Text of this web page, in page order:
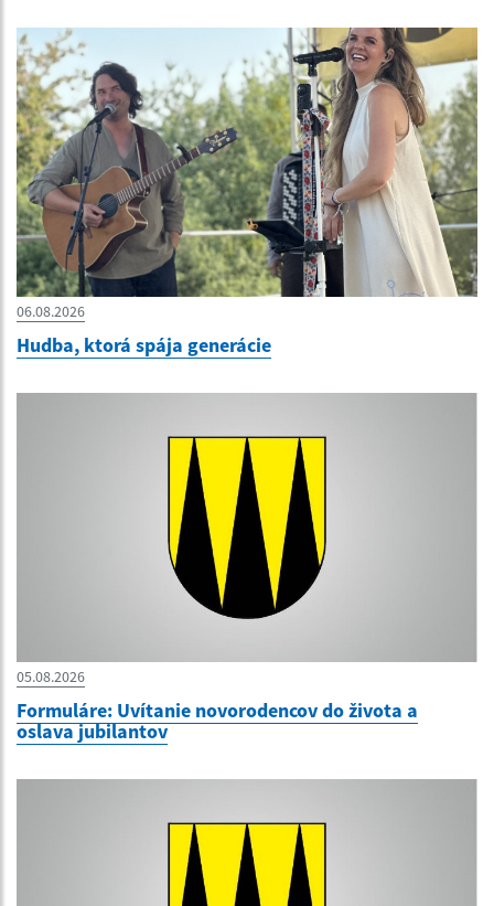
06.08.2026
Hudba, ktorá spája generácie
05.08.2026
Formuláre: Uvítanie novorodencov do života a
oslava jubilantov